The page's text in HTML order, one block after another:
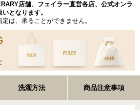
店舗、フェイラー直営各店、公式オンラ
となります。
は、承ることができません。
洗濯方法 商品注意事項